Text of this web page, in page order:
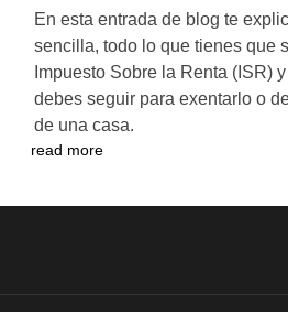
En esta entrada de blog te
sencilla, todo lo que tienes que
Impuesto Sobre la Renta (ISR)
debes seguir para exentarlo o
de una casa.
read more